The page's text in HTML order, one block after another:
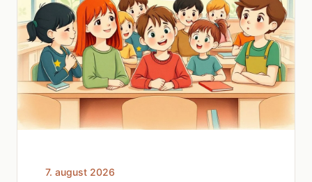
7. august 2026